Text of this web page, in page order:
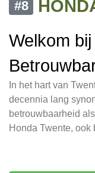
#8
Welkom
In het hart van
decennia lang
betrouwbaarheid
Honda Twente, ook